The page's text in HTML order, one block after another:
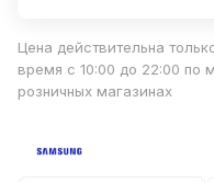
Цена действительна
время с 10:00 до 22:00 по
розничных магазинах